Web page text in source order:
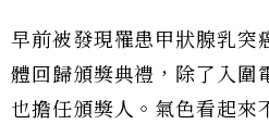
早前被發現罹患甲狀腺乳突
體回歸頒獎典禮，除了入圍
也擔任頒獎人。氣色看起來